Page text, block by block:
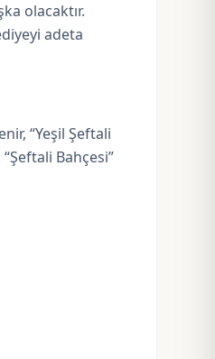
olacaktır.
adeta
“Yeşil Şeftali
Bahçesi”